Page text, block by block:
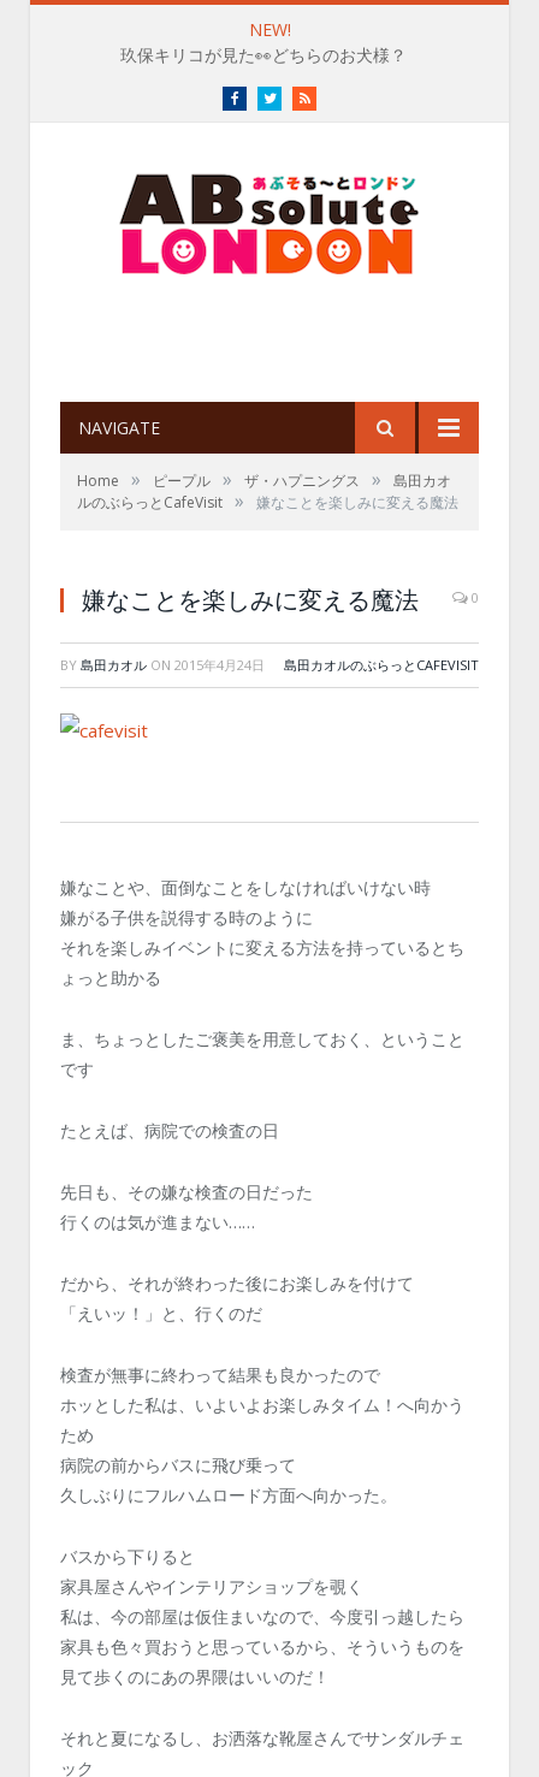
NEW!
玖保キリコが見た👀どちらのお犬様？
FacebookTwitterRSS
NAVIGATE
Home » ピープル » ザ・ハプニングス »
島田カオ
ルのぶらっとCafeVisit » 嫌なことを楽しみに変える魔法
嫌なことを楽しみに変える魔法 0
BY 島田カオル ON 2015年4月24日 島田カオルのぶらっとCAFEVISIT
嫌なことや、面倒なことをしなければいけない時
嫌がる子供を説得する時のように
それを楽しみイベントに変える方法を持っているとち
ょっと助かる
ま、ちょっとしたご褒美を用意しておく、ということ
です
たとえば、病院での検査の日
先日も、その嫌な検査の日だった
行くのは気が進まない……
だから、それが終わった後にお楽しみを付けて
「えいッ！」と、行くのだ
検査が無事に終わって結果も良かったので
ホッとした私は、いよいよお楽しみタイム！へ向かう
ため
病院の前からバスに飛び乗って
久しぶりにフルハムロード方面へ向かった。
バスから下りると
家具屋さんやインテリアショップを覗く
私は、今の部屋は仮住まいなので、今度引っ越したら
家具も色々買おうと思っているから、そういうものを
見て歩くのにあの界隈はいいのだ！
それと夏になるし、お洒落な靴屋さんでサンダルチェ
ック